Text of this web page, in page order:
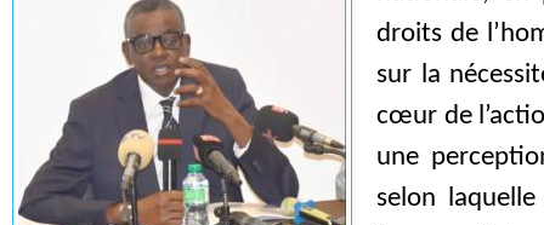
droits de
sur la
cœur de
une
selon